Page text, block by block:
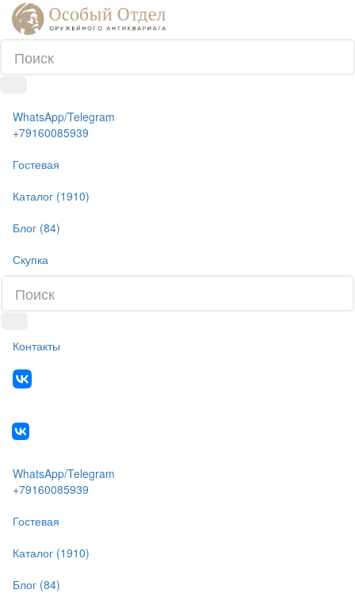
WhatsApp/Telegram
+79160085939
Гостевая
Каталог (1910)
Блог (84)
Скупка
Контакты
WhatsApp/Telegram
+79160085939
Гостевая
Каталог (1910)
Блог (84)